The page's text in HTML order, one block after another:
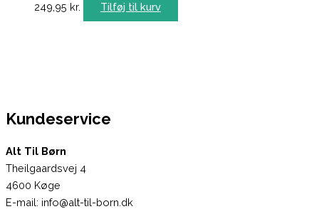
249,95 kr. Tilføj til kurv
Kundeservice
Alt Til Børn
Theilgaardsvej 4
4600 Køge
E-mail: info@alt-til-born.dk